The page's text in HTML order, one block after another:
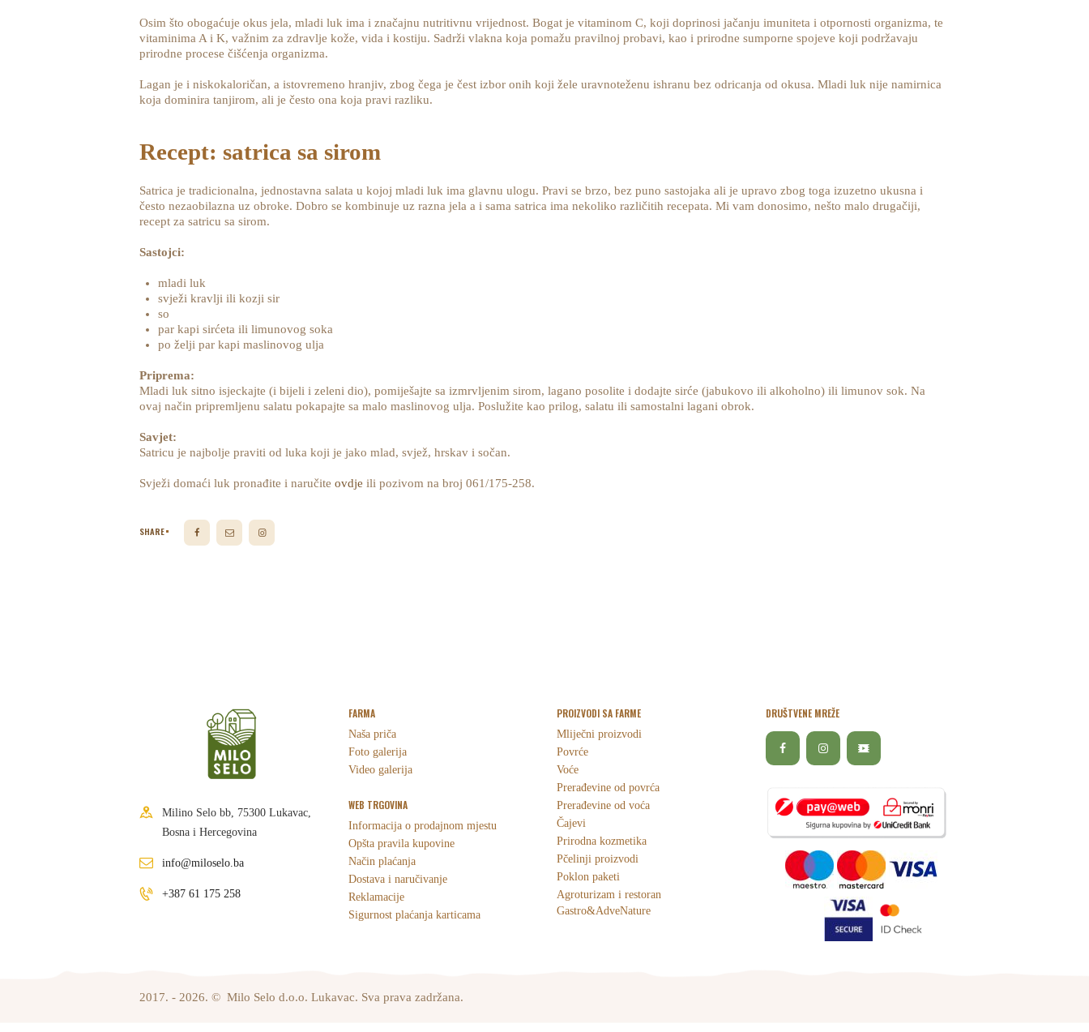
Osim što obogaćuje okus jela, mladi luk ima i značajnu nutritivnu vrijednost. Bogat je vitaminom C, koji doprinosi jačanju imuniteta i otpornosti organizma, te
vitaminima A i K, važnim za zdravlje kože, vida i kostiju. Sadrži vlakna koja pomažu pravilnoj probavi, kao i prirodne sumporne spojeve koji podržavaju
prirodne procese čišćenja organizma.
Lagan je i niskokaloričan, a istovremeno hranjiv, zbog čega je čest izbor onih koji žele uravnoteženu ishranu bez odricanja od okusa. Mladi luk nije namirnica
koja dominira tanjirom, ali je često ona koja pravi razliku.
Recept: satrica sa sirom
Satrica je tradicionalna, jednostavna salata u kojoj mladi luk ima glavnu ulogu. Pravi se brzo, bez puno sastojaka ali je upravo zbog toga izuzetno ukusna i
često nezaobilazna uz obroke. Dobro se kombinuje uz razna jela a i sama satrica ima nekoliko različitih recepata. Mi vam donosimo, nešto malo drugačiji,
recept za satricu sa sirom.
Sastojci:
mladi luk
svježi kravlji ili kozji sir
so
par kapi sirćeta ili limunovog soka
po želji par kapi maslinovog ulja
Priprema:
Mladi luk sitno isjeckajte (i bijeli i zeleni dio), pomiješajte sa izmrvljenim sirom, lagano posolite i dodajte sirće (jabukovo ili alkoholno) ili limunov sok. Na
ovaj način pripremljenu salatu pokapajte sa malo maslinovog ulja. Poslužite kao prilog, salatu ili samostalni lagani obrok.
Savjet:
Satricu je najbolje praviti od luka koji je jako mlad, svjež, hrskav i sočan.
Svježi domaći luk pronađite i naručite ovdje ili pozivom na broj 061/175-258.
SHARE
Milino Selo bb, 75300 Lukavac,
Bosna i Hercegovina
info@miloselo.ba
+387 61 175 258
FARMA
Naša priča
Foto galerija
Video galerija
WEB TRGOVINA
Informacija o prodajnom mjestu
Opšta pravila kupovine
Način plaćanja
Dostava i naručivanje
Reklamacije
Sigurnost plaćanja karticama
PROIZVODI SA FARME
Mliječni proizvodi
Povrće
Voće
Prerađevine od povrća
Prerađevine od voća
Čajevi
Prirodna kozmetika
Pčelinji proizvodi
Poklon paketi
Agroturizam i restoran
Gastro&AdveNature
DRUŠTVENE MREŽE
2017. - 2026. © Milo Selo d.o.o. Lukavac. Sva prava zadržana.